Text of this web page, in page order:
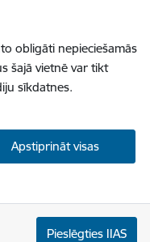
obligāti nepieciešamās
šajā vietnē var tikt
sīkdatnes.
Apstiprināt visas
Pieslēgties IIAS